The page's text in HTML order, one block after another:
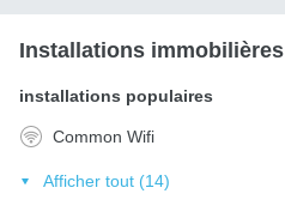
Installations immobilières
installations populaires
Common Wifi
Afficher tout (14)